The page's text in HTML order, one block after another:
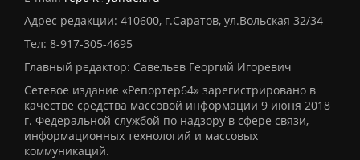
Адрес редакции: 410600, г.Саратов, ул.Вольская 32/34
Тел: 8-917-305-4695
Главный редактор: Савельев Георгий Игоревич
Сетевое издание «Репортер64» зарегистрировано в
качестве средства массовой информации 9 июня 2018
г. Федеральной службой по надзору в сфере связи,
информационных технологий и массовых
коммуникаций.